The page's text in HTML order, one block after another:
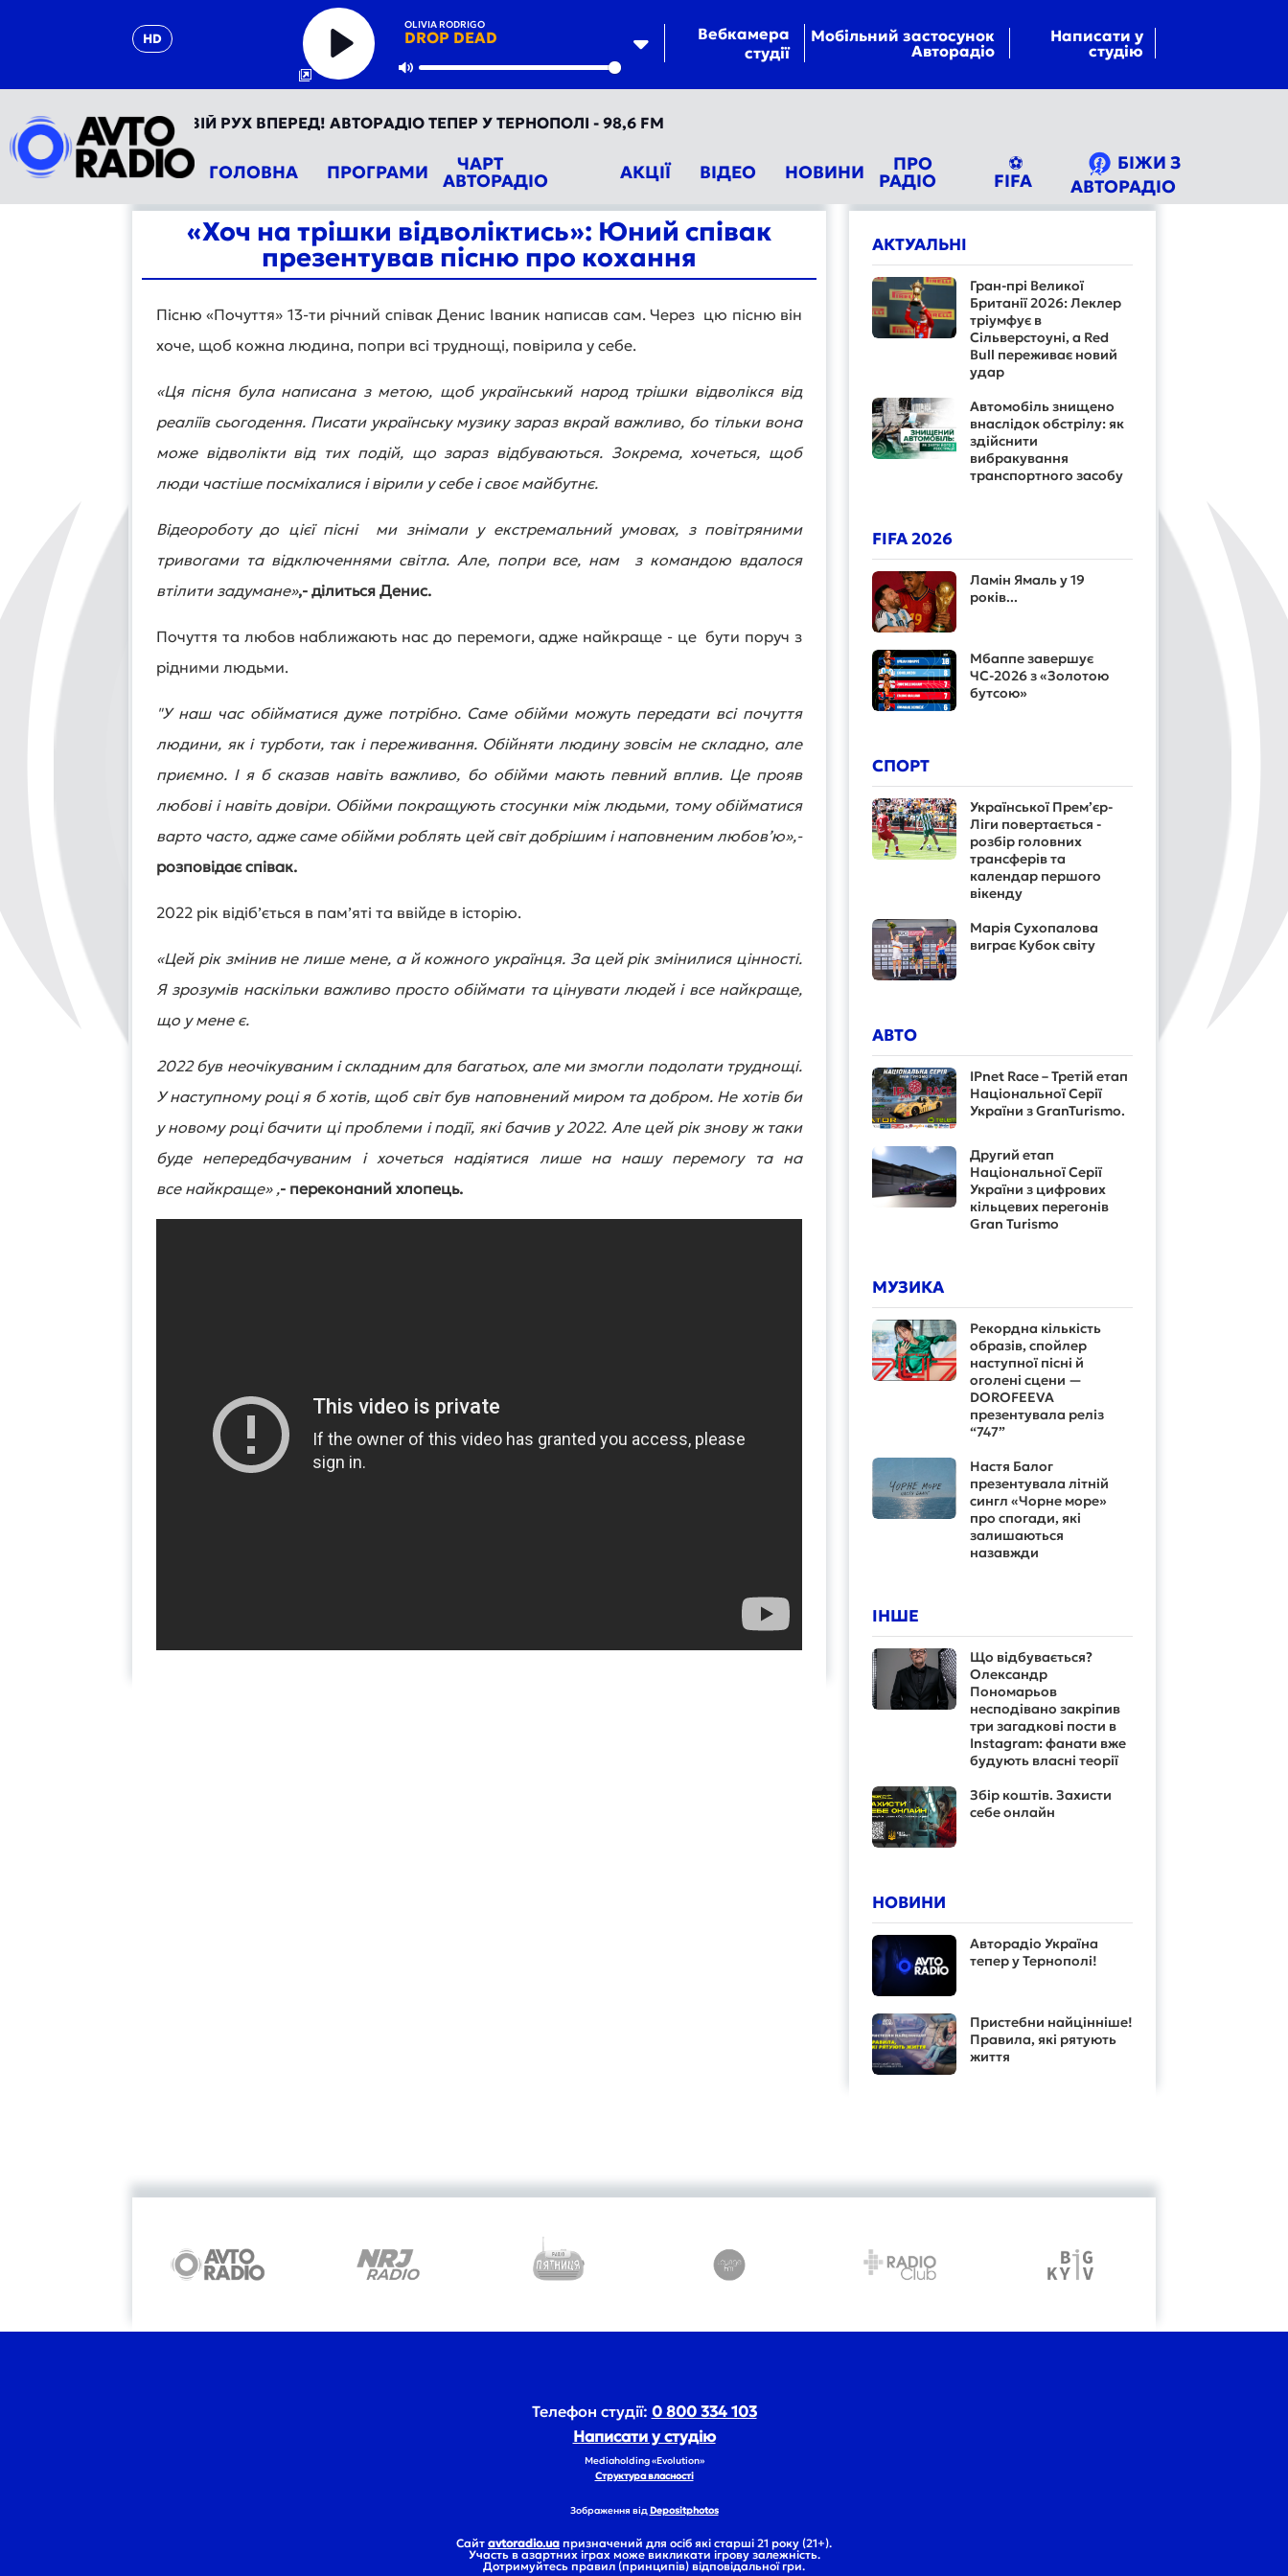
HD
OLIVIA RODRIGO
DROP DEAD
Play
Mute
Вебкамера
студії
Мобільний застосунок
Авторадіо
Написати у
студію
УКРАЇНА - ТВІЙ РУХ ВПЕРЕД! АВТОРАДІО ТЕПЕР У ТЕРНОПОЛІ - 98,6 FM
ГОЛОВНА ПРОГРАМИ ЧАРТ
АВТОРАДІО АКЦІЇ ВІДЕО НОВИНИ ПРО
РАДІО
⚽
FIFA
БІЖИ З
АВТОРАДІО
«Хоч на трішки відволіктись»: Юний співак
презентував пісню про кохання
Пісню «Почуття» 13-ти річний співак Денис Іваник написав сам. Через цю пісню він
хоче, щоб кожна людина, попри всі труднощі, повірила у себе.
«Ця пісня була написана з метою, щоб український народ трішки відволікся від
реаліїв сьогодення. Писати українську музику зараз вкрай важливо, бо тільки вона
може відволікти від тих подій, що зараз відбуваються. Зокрема, хочеться, щоб
люди частіше посміхалися і вірили у себе і своє майбутнє.
Відеороботу до цієї пісні ми знімали у екстремальний умовах, з повітряними
тривогами та відключеннями світла. Але, попри все, нам з командою вдалося
втілити задумане»,- ділиться Денис.
Почуття та любов наближають нас до перемоги, адже найкраще - це бути поруч з
рідними людьми.
"У наш час обійматися дуже потрібно. Саме обійми можуть передати всі почуття
людини, як і турботи, так і переживання. Обійняти людину зовсім не складно, але
приємно. І я б сказав навіть важливо, бо обійми мають певний вплив. Це прояв
любові і навіть довіри. Обійми покращують стосунки між людьми, тому обійматися
варто часто, адже саме обійми роблять цей світ добрішим і наповненим любов’ю»,-
розповідає співак.
2022 рік відіб’ється в пам’яті та ввійде в історію.
«Цей рік змінив не лише мене, а й кожного українця. За цей рік змінилися цінності.
Я зрозумів наскільки важливо просто обіймати та цінувати людей і все найкраще,
що у мене є.
2022 був неочікуваним і складним для багатьох, але ми змогли подолати труднощі.
У наступному році я б хотів, щоб світ був наповнений миром та добром. Не хотів би
у новому році бачити ці проблеми і події, які бачив у 2022. Але цей рік знову ж таки
буде непередбачуваним і хочеться надіятися лише на нашу перемогу та на
все найкраще» ,- переконаний хлопець.
АКТУАЛЬНІ
Гран-прі Великої
Британії 2026: Леклер
тріумфує в
Сільверстоуні, а Red
Bull переживає новий
удар
Автомобіль знищено
внаслідок обстрілу: як
здійснити
вибракування
транспортного засобу
FIFA 2026
Ламін Ямаль у 19
років...
Мбаппе завершує
ЧС-2026 з «Золотою
бутсою»
СПОРТ
Української Прем’єр-
Ліги повертається -
розбір головних
трансферів та
календар першого
вікенду
Марія Сухопалова
виграє Кубок світу
АВТО
IPnet Race – Третій етап
Національної Серії
України з GranTurismo.
Другий етап
Національної Серії
України з цифрових
кільцевих перегонів
Gran Turismo
МУЗИКА
Рекордна кількість
образів, спойлер
наступної пісні й
оголені сцени —
DOROFEEVA
презентувала реліз
“747”
Настя Балог
презентувала літній
сингл «Чорне море»
про спогади, які
залишаються
назавжди
ІНШЕ
Що відбувається?
Олександр
Пономарьов
несподівано закріпив
три загадкові пости в
Instagram: фанати вже
будують власні теорії
Збір коштів. Захисти
себе онлайн
НОВИНИ
Авторадіо Україна
тепер у Тернополі!
Пристебни найцінніше!
Правила, які рятують
життя
Телефон студії: 0 800 334 103
Написати у студію
Mediaholding «Evolution»
Структура власності
Зображення відDepositphotos
Сайт avtoradio.ua призначений для осіб які старші 21 року (21+).
Участь в азартних іграх може викликати ігрову залежність.
Дотримуйтесь правил (принципів) відповідальної гри.